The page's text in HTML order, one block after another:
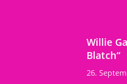
Willie
Blatch“
26.